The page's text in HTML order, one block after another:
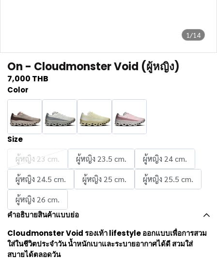
1/14
On - Cloudmonster Void (ผู้หญิง)
7,000 THB
Color
Size
ผู้หญิง 23 cm.
ผู้หญิง 23.5 cm.
ผู้หญิง 24 cm.
ผู้หญิง 24.5 cm.
ผู้หญิง 25 cm.
ผู้หญิง 25.5 cm.
ผู้หญิง 26 cm.
คำอธิบายสินค้าแบบย่อ
Cloudmonster Void รองเท้า lifestyle ออกแบบเพื่อการสวม
ใส่ในชีวิตประจำวัน น้ำหนักเบาและระบายอากาศได้ดี สวมใส่
สบายได้ตลอดวัน